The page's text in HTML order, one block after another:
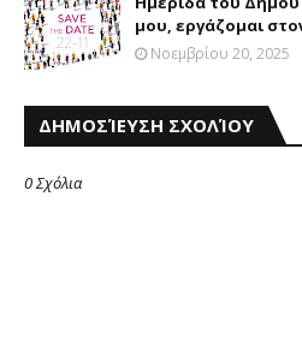
μου, εργάζομαι
Νοεμβρίου 20, 2025
ΔΗΜΟΣΊΕΥΣΗ ΣΧΟΛΊΟΥ
0 Σχόλια